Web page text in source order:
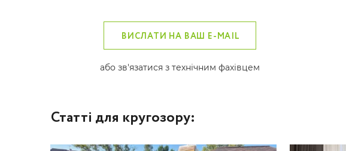
ВИСЛАТИ НА ВАШ E-MAIL
або зв'язатися з технічним фахівцем
Статті для кругозору: